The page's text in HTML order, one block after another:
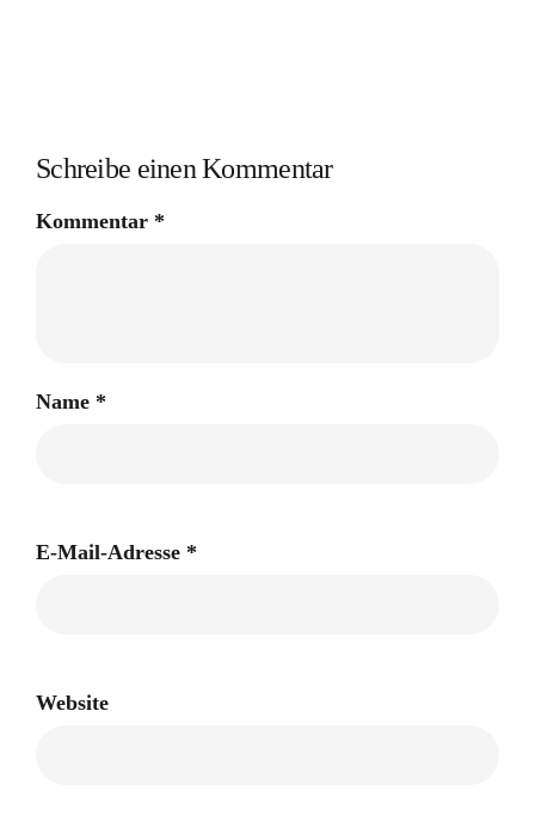
Schreibe einen Kommentar
Kommentar *
Name *
E-Mail-Adresse *
Website